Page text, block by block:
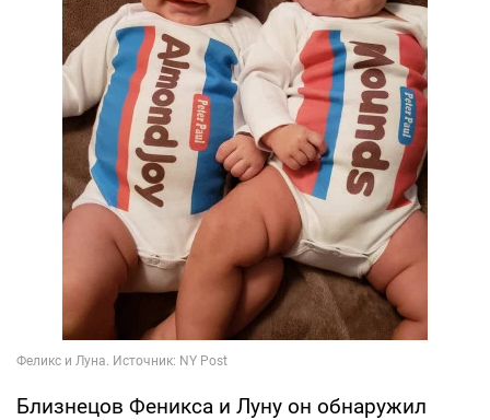
Близнецов Феникса и Луну он обнаружил